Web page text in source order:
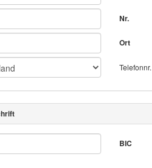
Nr.
Ort
Telefonnr.
BIC